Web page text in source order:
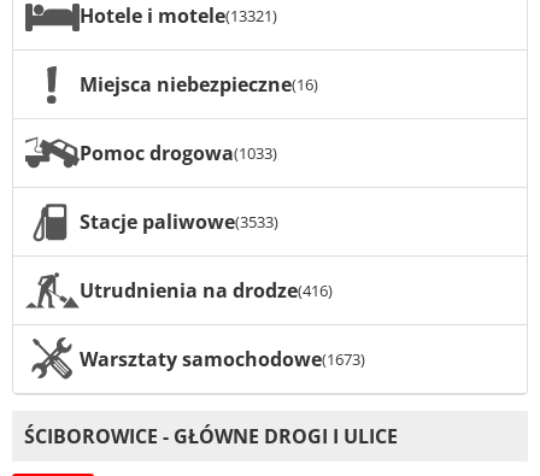
Hotele i motele(13321)
Miejsca niebezpieczne(16)
Pomoc drogowa(1033)
Stacje paliwowe(3533)
Utrudnienia na drodze(416)
Warsztaty samochodowe(1673)
ŚCIBOROWICE - GŁÓWNE DROGI I ULICE